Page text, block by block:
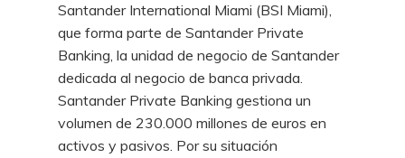
Santander International Miami (BSI Miami),
que forma parte de Santander Private
Banking, la unidad de negocio de Santander
dedicada al negocio de banca privada.
Santander Private Banking gestiona un
volumen de 230.000 millones de euros en
activos y pasivos. Por su situación